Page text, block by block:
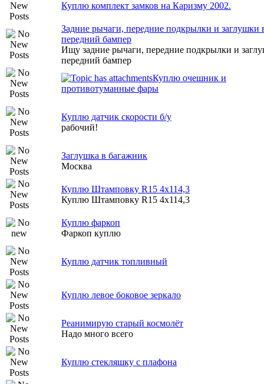
Куплю комплект замков на Каризму 2002.
Задние рычаги, передние подкрылки и заглушки
передний бампер
Ищу задние рычаги, передние подкрылки и
передний бампер
Куплю очешник и
противотуманные фары
Куплю датчик скорости б/у
рабочий!
Заглушка в багажник
Москва
Куплю Штамповку R15 4x114,3
Куплю Штамповку R15 4x114,3
Куплю фаркоп
Фаркоп куплю
Куплю датчик топливный
Куплю левое боковое зеркало
Реанимирую старый космолёт
Надо много всего
Куплю стекляшку с плафона